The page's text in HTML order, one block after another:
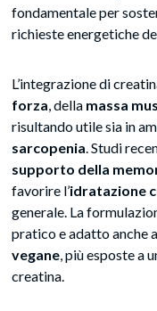
fondamentale per
richieste energetiche
L’integrazione di
forza, della massa
risultando utile sia in
sarcopenia. Studi
supporto della
favorire l’idratazione
generale. La
pratico e adatto anche
vegane, più esposte a
creatina.